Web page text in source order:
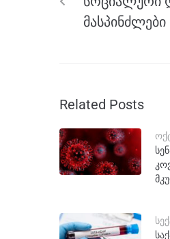
Related Posts